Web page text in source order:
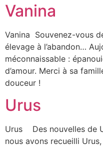
Vanina
Vanina Souvenez-vous
élevage à l’abandon…
méconnaissable :
d’amour. Merci à sa
douceur !
Urus
Urus Des nouvelles de
nous avons recueilli